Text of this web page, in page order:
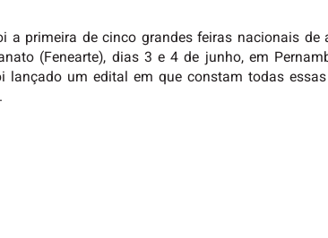
a primeira de cinco grandes feiras nacionais
(Fenearte), dias 3 e 4 de junho, em
lançado um edital em que constam todas